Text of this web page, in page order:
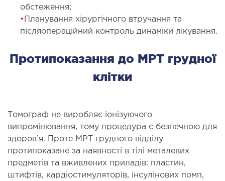
горла і гортані
носа
І ЛОР-ХІРУРГІЯ
лікування захворювань та патологій
і глотки
лікування хропіння
хірургія обличчя
обстеження;
•
Планування хірургічного втручання та
післяопераційний контроль динаміки лікування.
Протипоказання до МРТ грудної
клітки
Томограф не виробляє іонізуючого
випромінювання, тому процедура є безпечною для
здоров’я. Проте МРТ грудного відділу
протипоказане за наявності в тілі металевих
предметів та вживлених приладів: пластин,
штифтів, кардіостимуляторів, інсулінових помп,